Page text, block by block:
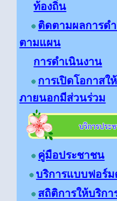
ท้องถิ่น
ติดตามผลการด
ตามแผน
การดำเนินงาน
การเปิดโอกาสใ
ภายนอกมีส่วนร่วม
คู่มือประชาชน
บริการแบบฟอร์ม
สถิติการให้บริกา